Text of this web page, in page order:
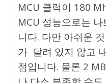
MCU 클럭이 180
MCU 성능으로는
니다. 다만 아쉬운
가 달려 있지 않고
점입니다. 물론 2